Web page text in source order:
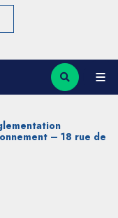
– 18 rue de